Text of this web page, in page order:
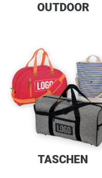
OUTDOOR
TASCHEN